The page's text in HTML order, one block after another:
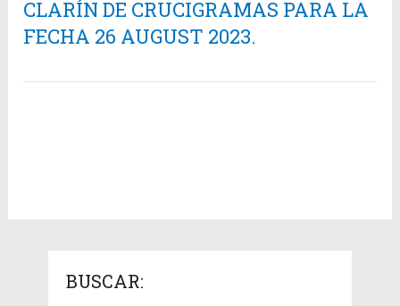
CLARÍN DE CRUCIGRAMAS PARA LA
FECHA 26 AUGUST 2023.
BUSCAR: